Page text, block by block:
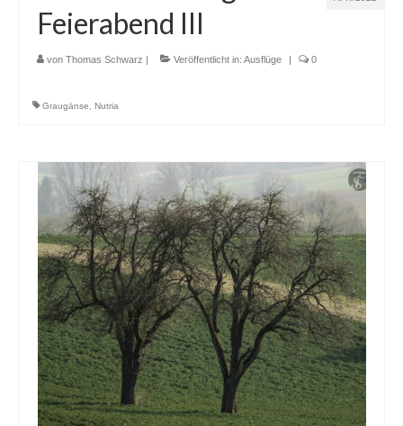
Feierabend III
von Thomas Schwarz Veröffentlicht in: Ausflüge 0
Graugänse, Nutria